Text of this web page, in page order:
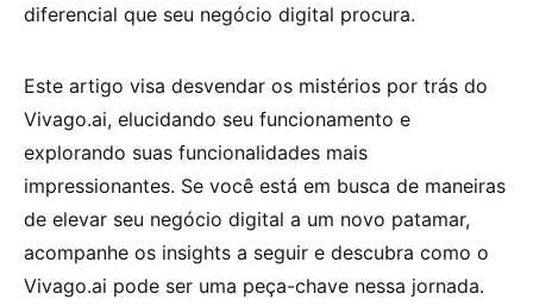
diferencial que seu negócio digital procura.
Este artigo visa desvendar os mistérios por trás do
Vivago.ai, elucidando seu funcionamento e
explorando suas funcionalidades mais
impressionantes. Se você está em busca de maneiras
de elevar seu negócio digital a um novo patamar,
acompanhe os insights a seguir e descubra como o
Vivago.ai pode ser uma peça-chave nessa jornada.